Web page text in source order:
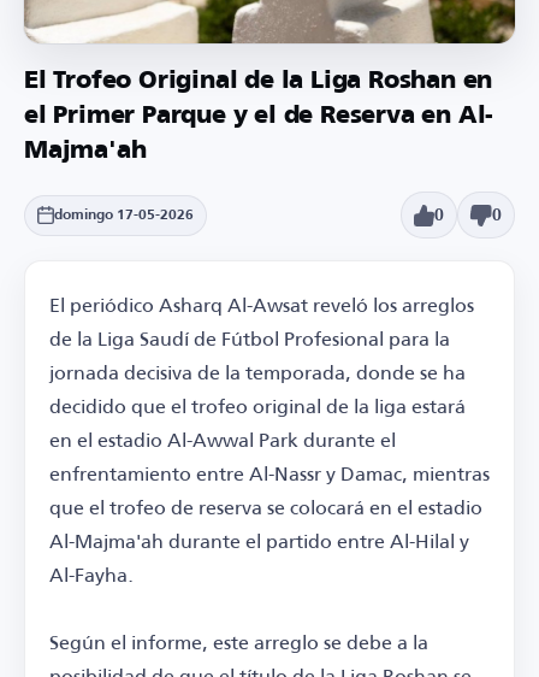
El Trofeo Original de la Liga Roshan en
el Primer Parque y el de Reserva en Al-
Majma'ah
domingo 17-05-2026 0 0
El periódico Asharq Al-Awsat reveló los arreglos
de la Liga Saudí de Fútbol Profesional para la
jornada decisiva de la temporada, donde se ha
decidido que el trofeo original de la liga estará
en el estadio Al-Awwal Park durante el
enfrentamiento entre Al-Nassr y Damac, mientras
que el trofeo de reserva se colocará en el estadio
Al-Majma'ah durante el partido entre Al-Hilal y
Al-Fayha.
Según el informe, este arreglo se debe a la